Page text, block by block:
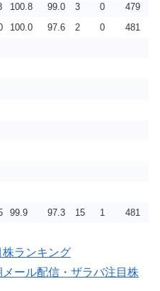
100.8 99.0 3 0
479
100.0 97.6 2 0
481
99.9 97.3 15 1 481
ランキング
ール配信・ザラバ注目株